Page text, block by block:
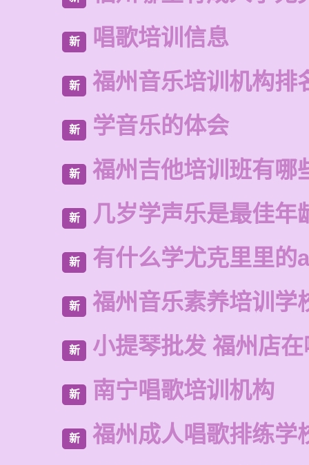
新 唱歌培训信息
新 福州音乐培训机构排
新 学音乐的体会
新 福州吉他培训班有哪
新 几岁学声乐是最佳年
新 有什么学尤克里里的
新 福州音乐素养培训学
新 小提琴批发 福州店
新 南宁唱歌培训机构
新 福州成人唱歌排练学